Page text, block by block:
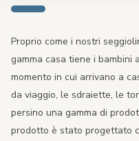
Proprio come i nostri
gamma casa tiene i bambini
momento in cui arrivano a
da viaggio, le sdraiette, le
persino una gamma di
prodotto è stato progettato